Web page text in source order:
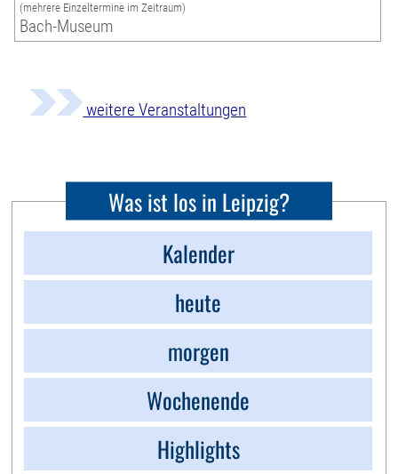
(mehrere Einzeltermine im Zeitraum)
Bach-Museum
weitere Veranstaltungen
Was ist los in Leipzig?
Kalender
heute
morgen
Wochenende
Highlights